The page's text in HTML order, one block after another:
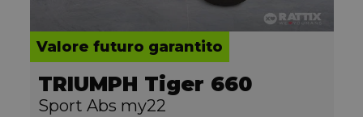
Valore futuro garantito
TRIUMPH Tiger 660
Sport Abs my22